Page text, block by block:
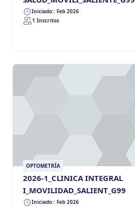
Iniciado:: Feb 2026
1 Inscritos
OPTOMETRÍA
2026-1_CLINICA INTEGRAL
I_MOVILIDAD_SALIENT_G99
Iniciado:: Feb 2026